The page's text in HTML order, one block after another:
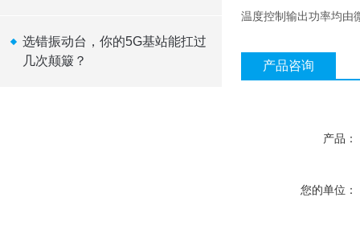
选错振动台，你的5G基站能扛过
几次颠簸？
温度控制输出功率均由
产品咨询
产品：
您的单位：